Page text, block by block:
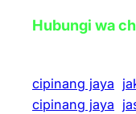
Hubungi wa
cipinang jaya
cipinang jaya